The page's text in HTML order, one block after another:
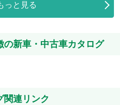
っと見る
の新車・中古車カタログ
関連リンク